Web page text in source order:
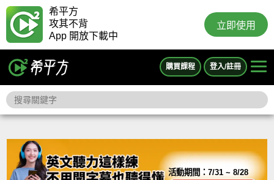
希平方
攻其不背
App 開放下載中
立即使用
購買課程 登入/註冊
活動期間：7/31 ~ 8/28